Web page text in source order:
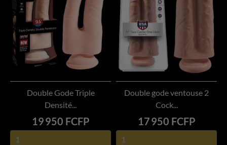
Double Gode Triple
Densité...
Prix
19 950 FCFP
Double gode ventouse 2
Cock...
Prix
17 950 FCFP